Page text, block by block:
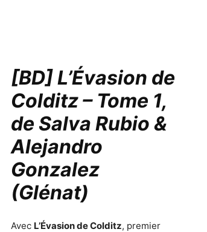
[BD] L’Évasion de
Colditz – Tome 1,
de Salva Rubio &
Alejandro
Gonzalez
(Glénat)
Avec L’Évasion de Colditz, premier